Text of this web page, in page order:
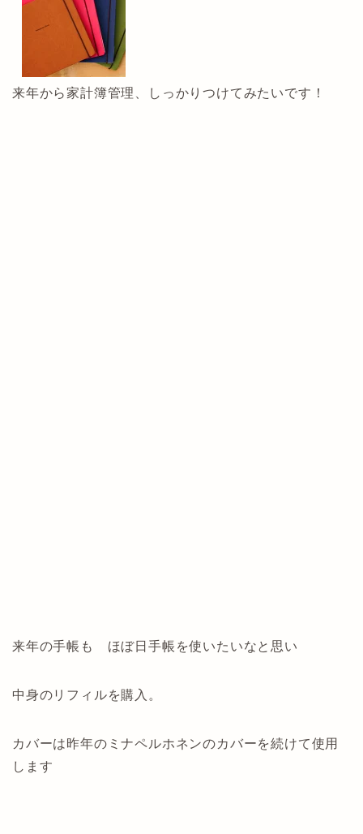
来年から家計簿管理、しっかりつけてみたいです！
来年の手帳も ほぼ日手帳を使いたいなと思い
中身のリフィルを購入。
カバーは昨年のミナペルホネンのカバーを続けて使用
します